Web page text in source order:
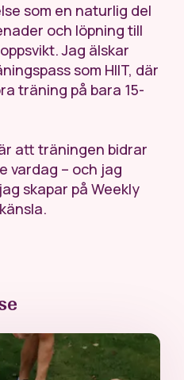
som en naturlig del
och löpning till
Jag älskar
som HIIT, där
träning på bara 15-
att träningen bidrar
vardag – och jag
skapar på Weekly